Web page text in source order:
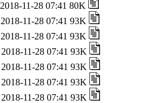
2018-11-28 07:41 80K
2018-11-28 07:41 93K
2018-11-28 07:41 93K
2018-11-28 07:41 93K
2018-11-28 07:41 93K
2018-11-28 07:41 93K
2018-11-28 07:41 93K